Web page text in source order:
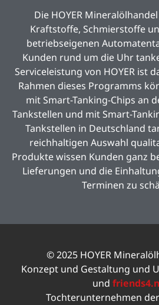
Die HOYER
Kraftstoffe, Schmierstoffe
betriebseigenen
Kunden rund um die Uhr
Serviceleistung von HOYER ist
Rahmen dieses Programms
mit Smart-Tanking-Chips an
Tankstellen und mit Smart-
Tankstellen in Deutschland
reichhaltigen Auswahl
Produkte wissen Kunden ganz
Lieferungen und die
Terminen zu
© 2025 HOYER
Konzept und Gestaltung und
und
Tochterunternehmen der